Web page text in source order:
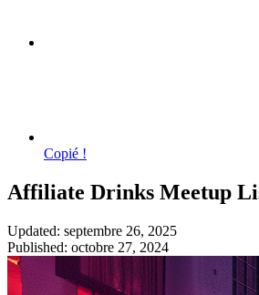
Copié !
Affiliate Drinks Meetup
Updated: septembre 26, 2025
Published: octobre 27, 2024